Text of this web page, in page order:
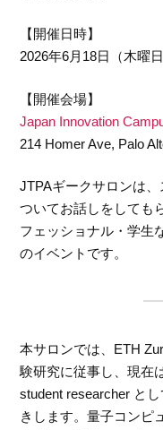
【開催日時】
2026年6月18日（木曜
【開催会場】
Japan Innovation
214 Homer Ave, Palo
JTPAギークサロンは
ついてお話しをしても
フェッショナル・学生
のイベントです。
本サロンでは、ETH
験研究に従事し、現在
student researcher と
きします。量子コンピ